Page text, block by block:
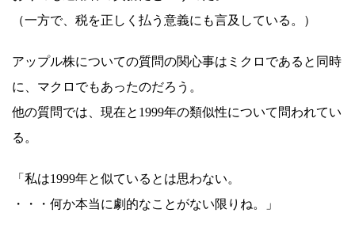
（一方で、税を正しく払う意義にも言及している。）
アップル株についての質問の関心事はミクロであると同時
に、マクロでもあったのだろう。
他の質問では、現在と1999年の類似性について問われてい
る。
「私は1999年と似ているとは思わない。
・・・何か本当に劇的なことがない限りね。」